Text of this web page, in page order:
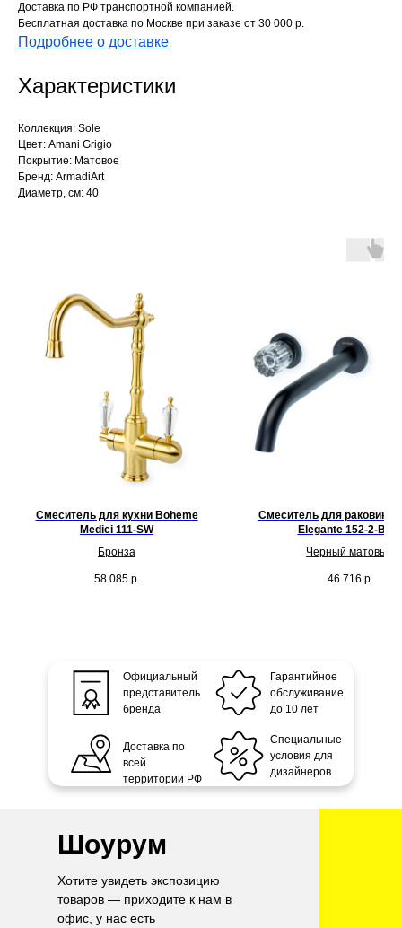
Доставка по РФ транспортной компанией.
Бесплатная доставка по Москве при заказе от 30 000 р.
Подробнее о доставке.
Характеристики
Коллекция: Sole
Цвет: Amani Grigio
Покрытие: Матовое
Бренд: ArmadiArt
Диаметр, см: 40
Смеситель для кухни Boheme
Medici 111-SW
Бронза
58 085 р.
Смеситель для раковины
Elegante 152-2-B-EL
Черный матовый
46 716 р.
Официальный
представитель
бренда
Доставка по
всей
территории РФ
Гарантийное
обслуживание
до 10 лет
Специальные
условия для
дизайнеров
Шоурум
Хотите увидеть экспозицию
товаров — приходите к нам в
офис, у нас есть